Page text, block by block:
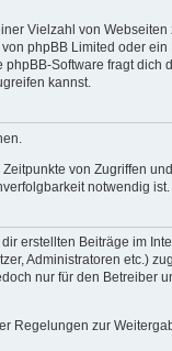
Vielzahl von
phpBB Limited oder
phpBB-Software fragt dich
kannst.
von Zugriffen
notwendig ist.
erstellten Beiträge im
Administratoren etc.)
nur für den Betreiber
Regelungen zur